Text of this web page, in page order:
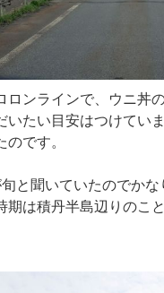
ンラインで、ウニ丼
いたい目安はつけてい
のです。
と聞いていたのでかな
期は積丹半島辺りのこ